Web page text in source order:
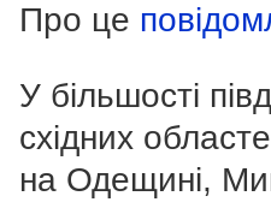
Про це
У більшості
східних
на Одещині,